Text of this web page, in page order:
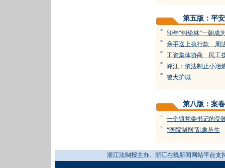
第五版：平安
= 50年“纠纷林”一朝成
= 亲手送上执行款 周
= 工资集体协商 民工
= 峰江：依法制止小冶
= 警犬护城
第八版：案卷
= 一个镇党委书记的受
= “医院制剂”乱象丛生
浙江法制报主办、浙江在线新闻网站平台